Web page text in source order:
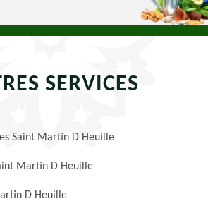
SERVICES
Saint Martin D Heuille
Martin D Heuille
D Heuille